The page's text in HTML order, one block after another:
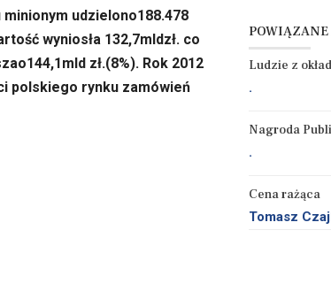
Ludzie z
.
Nagroda
.
Cena rażąca
Tomasz
udzielono188.478
wyniosła 132,7mldzł. co
zł.(8%). Rok 2012
polskiego rynku zamówień